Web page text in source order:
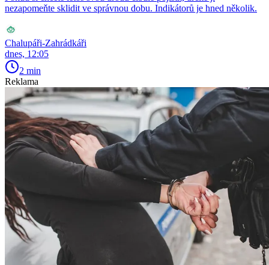
nezapomeňte sklidit ve správnou dobu. Indikátorů je hned několik.
Chalupáři-Zahrádkáři
dnes, 12:05
2 min
Reklama